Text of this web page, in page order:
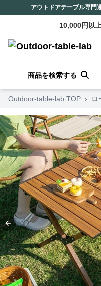
アウトドアテーブル専門
10,000円以
商品を検索する
Outdoor-table-lab TOP › ロ
Previous slide